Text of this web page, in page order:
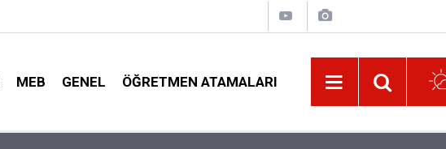
MEB GENEL ÖĞRETMEN ATAMALARI